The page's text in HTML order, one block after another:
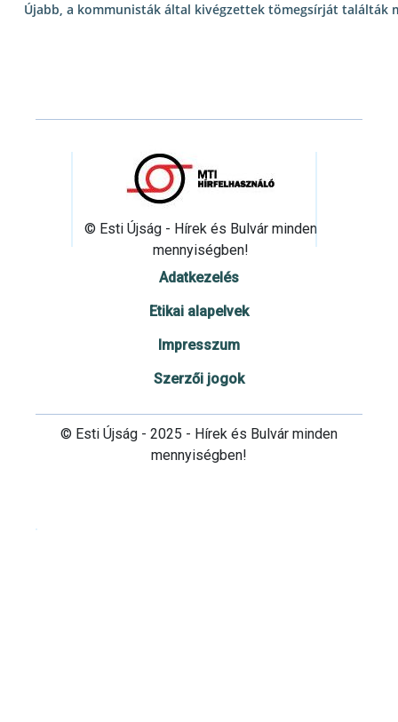
Újabb, a kommunisták által kivégzettek tömegsírját találták
© Esti Újság - Hírek és Bulvár minden
mennyiségben!
Adatkezelés
Etikai alapelvek
Impresszum
Szerzői jogok
© Esti Újság - 2025 - Hírek és Bulvár minden
mennyiségben!